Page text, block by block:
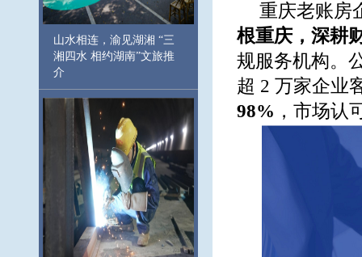
山水相连，渝见湖湘 “三
湘四水 相约湖南”文旅推
介
重庆老账房
根重庆，深耕
规服务机构。
超 2 万家企业
98% ，市场认